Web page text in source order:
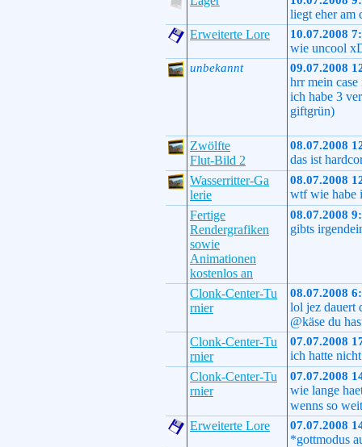
liegt eher am
Erweiterte Lore
10.07.2008
wie uncool
unbekannt 09.07.2008
hrr mein
ich habe 3
giftgrün)
Zwölfte
Flut-Bild 2
08.07.2008
das ist
Wasserritter-Ga
lerie
08.07.2008
wtf wie habe
Fertige
Rendergrafiken
sowie
Animationen
kostenlos an
08.07.2008
gibts
Clonk-Center-Tu
rnier
08.07.2008
lol jez dauert
@käse du
Clonk-Center-Tu
rnier
07.07.2008
ich hatte
Clonk-Center-Tu
rnier
07.07.2008
wie lange
wenns so
Erweiterte Lore
07.07.2008
*gottmodus